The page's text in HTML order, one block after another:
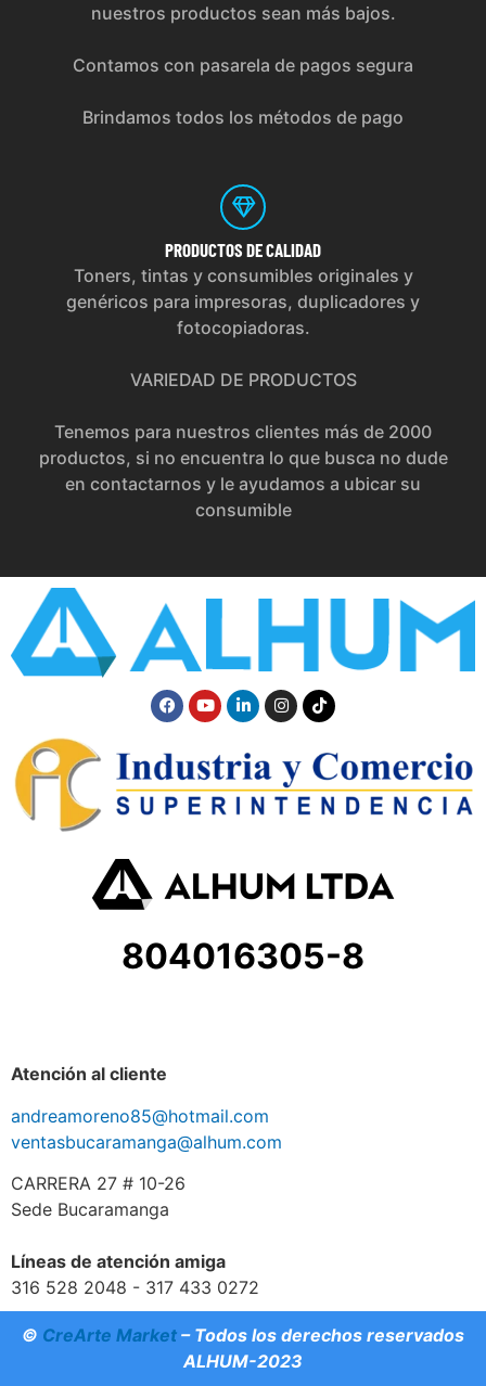
nuestros productos sean más bajos.
Contamos con pasarela de pagos segura
Brindamos todos los métodos de pago
PRODUCTOS DE CALIDAD
Toners, tintas y consumibles originales y
genéricos para impresoras, duplicadores y
fotocopiadoras.
VARIEDAD DE PRODUCTOS
Tenemos para nuestros clientes más de 2000
productos, si no encuentra lo que busca no dude
en contactarnos y le ayudamos a ubicar su
consumible
804016305-8
Atención al cliente
andreamoreno85@hotmail.com
ventasbucaramanga@alhum.com
CARRERA 27 # 10-26
Sede Bucaramanga
Líneas de atención amiga
316 528 2048 - 317 433 0272
© CreArte Market – Todos los derechos reservados
ALHUM-2023